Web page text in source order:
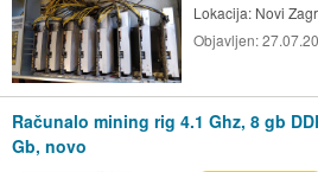
Lokacija: Novi
Objavljen:
Računalo mining rig 4.1 Ghz, 8 gb
Gb, novo